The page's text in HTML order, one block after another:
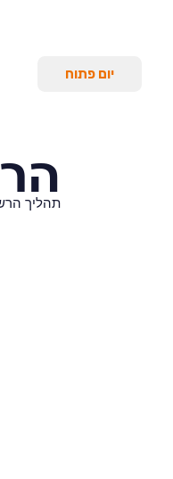
יום פתוח
תהליך